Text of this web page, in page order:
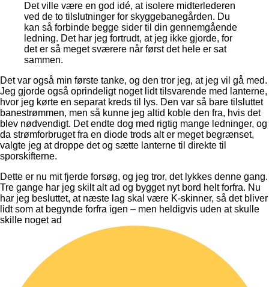
Det ville være en god idé, at isolere midterlederen
ved de to tilslutninger for skyggebanegården. Du
kan så forbinde begge sider til din gennemgående
ledning. Det har jeg fortrudt, at jeg ikke gjorde, for
det er så meget sværere når først det hele er sat
sammen.
Det var også min første tanke, og den tror jeg, at jeg vil gå med.
Jeg gjorde også oprindeligt noget lidt tilsvarende med lanterne,
hvor jeg kørte en separat kreds til lys. Den var så bare tilsluttet
banestrømmen, men så kunne jeg altid koble den fra, hvis det
blev nødvendigt. Det endte dog med rigtig mange ledninger, og
da strømforbruget fra en diode trods alt er meget begrænset,
valgte jeg at droppe det og sætte lanterne til direkte til
sporskifterne.
Dette er nu mit fjerde forsøg, og jeg tror, det lykkes denne gang.
Tre gange har jeg skilt alt ad og bygget nyt bord helt forfra. Nu
har jeg besluttet, at næste lag skal være K-skinner, så det bliver
lidt som at begynde forfra igen – men heldigvis uden at skulle
skille noget ad